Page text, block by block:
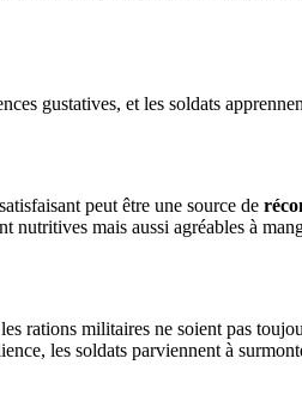
gustatives, et les soldats
peut être une source de
nutritives mais aussi agréables à
rations militaires ne soient pas
les soldats parviennent à